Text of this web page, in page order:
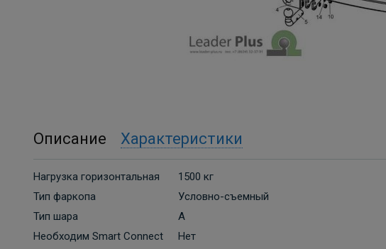
Описание Характеристики
Нагрузка горизонтальная
1500 кг
Тип фаркопа
Условно-съемный
Тип шара
A
Необходим Smart Connect
Нет